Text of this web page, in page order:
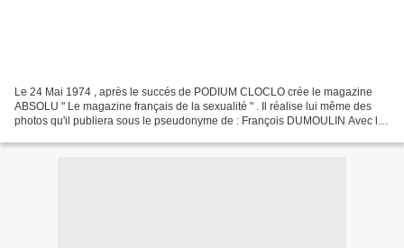
Le 24 Mai 1974 , après le succés de PODIUM CLOCLO crée le magazine
ABSOLU " Le magazine français de la sexualité " . Il réalise lui même des
photos qu'il publiera sous le pseudonyme de : François DUMOULIN Avec le